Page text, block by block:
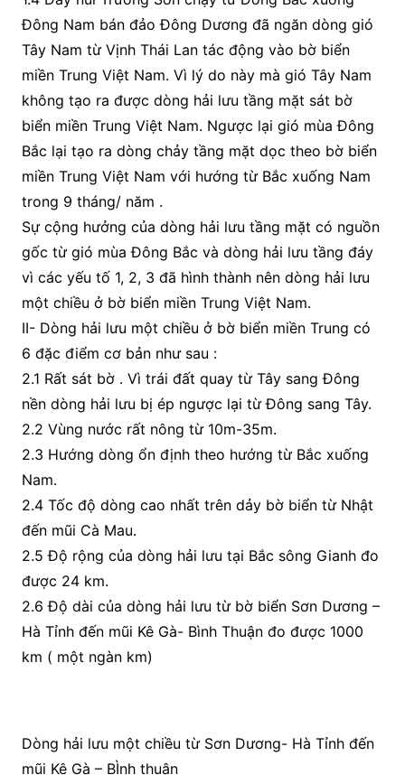
Đông Nam bán đảo Đông Dương đã ngăn dòng gió
Tây Nam từ Vịnh Thái Lan tác động vào bờ biển
miền Trung Việt Nam. Vì lý do này mà gió Tây Nam
không tạo ra được dòng hải lưu tầng mặt sát bờ
biển miền Trung Việt Nam. Ngược lại gió mùa Đông
Bắc lại tạo ra dòng chảy tầng mặt dọc theo bờ biển
miền Trung Việt Nam với hướng từ Bắc xuống Nam
trong 9 tháng/ năm .
Sự cộng hưởng của dòng hải lưu tầng mặt có nguồn
gốc từ gió mùa Đông Bắc và dòng hải lưu tầng đáy
vì các yếu tố 1, 2, 3 đã hình thành nên dòng hải lưu
một chiều ở bờ biển miền Trung Việt Nam.
II- Dòng hải lưu một chiều ở bờ biển miền Trung có
6 đặc điểm cơ bản như sau :
2.1 Rất sát bờ . Vì trái đất quay từ Tây sang Đông
nền dòng hải lưu bị ép ngược lại từ Đông sang Tây.
2.2 Vùng nước rất nông từ 10m-35m.
2.3 Hướng dòng ổn định theo hướng từ Bắc xuống
Nam.
2.4 Tốc độ dòng cao nhất trên dảy bờ biển từ Nhật
đến mũi Cà Mau.
2.5 Độ rộng của dòng hải lưu tại Bắc sông Gianh đo
được 24 km.
2.6 Độ dài của dòng hải lưu từ bờ biển Sơn Dương –
Hà Tỉnh đến mũi Kê Gà- Bình Thuận đo được 1000
km ( một ngàn km)
Dòng hải lưu một chiều từ Sơn Dương- Hà Tỉnh đến
mũi Kê Gà – BÌnh thuận